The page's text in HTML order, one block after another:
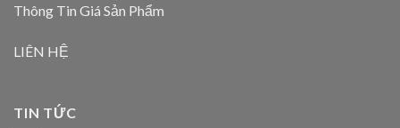
Thông Tin Giá Sản Phẩm
LIÊN HỆ
TIN TỨC